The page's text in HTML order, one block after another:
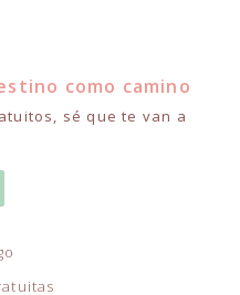
como camino
sé que te van a